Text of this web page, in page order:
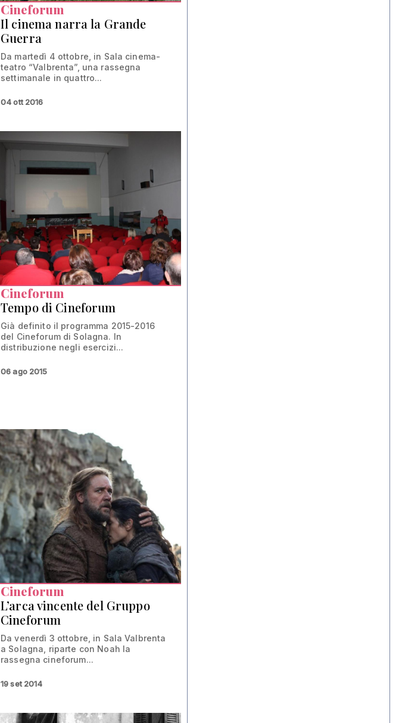
Cineforum
Il cinema narra la Grande
Guerra
Da martedì 4 ottobre, in Sala cinema-
teatro “Valbrenta”, una rassegna
settimanale in quattro...
04 ott 2016
Cineforum
Tempo di Cineforum
Già definito il programma 2015-2016
del Cineforum di Solagna. In
distribuzione negli esercizi...
06 ago 2015
Cineforum
L’arca vincente del Gruppo
Cineforum
Da venerdì 3 ottobre, in Sala Valbrenta
a Solagna, riparte con Noah la
rassegna cineforum...
19 set 2014